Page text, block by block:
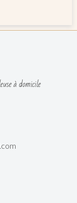
à domicile